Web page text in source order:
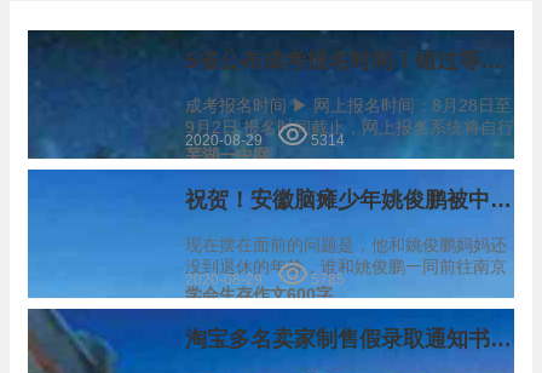
5省公布成考报名时间！错过等一年
成考报名时间 ▶ 网上报名时间：8月28日至
9月2日 报名时间截止，网上报名系统将自行
关闭,逾期不再受理。 ▶ 全省统一网上报名
和网上缴费时间：9月5日至9月11日 大家千
万不要…
芜湖一中网
2020-08-29 5314
祝贺！安徽脑瘫少年姚俊鹏被中国药科大学录取！
现在摆在面前的问题是，他和姚俊鹏妈妈还
没到退休的年龄，谁和姚俊鹏一同前往南京
照顾，方便他顺利完成大学学业成为他们接
下来考虑的问题。 623分，每一分都凝结了
姚俊鹏太多的汗水，虽然身体有障碍，但在
父母、…
学会生存作文600字
2020-08-29 5785
淘宝多名卖家制售假录取通知书，售价200元不等 阿里安全：涉事商家已处罚